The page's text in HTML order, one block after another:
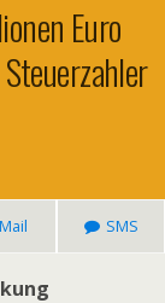
Euro
Mail SMS